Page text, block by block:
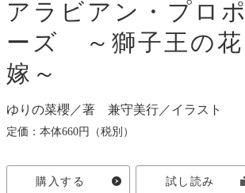
アラビアン・プロポ
ーズ ～獅子王の花
嫁～
ゆりの菜櫻／著 兼守美行／イラスト
定価：本体660円（税別）
購入する 試し読み